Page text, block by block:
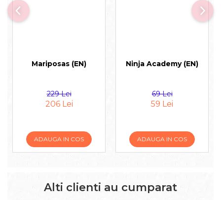
Mariposas (EN)
229 Lei
206 Lei
ADAUGA IN COS
Ninja Academy (EN)
69 Lei
59 Lei
ADAUGA IN COS
Alti clienti au cumparat